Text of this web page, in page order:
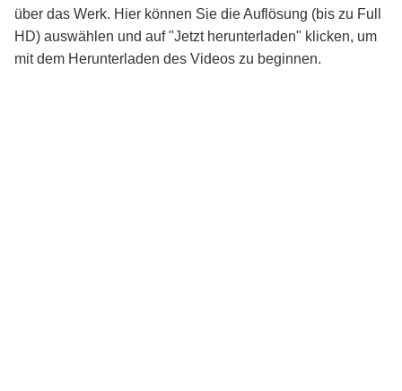
über das Werk. Hier können Sie die Auflösung (bis zu Full
HD) auswählen und auf "Jetzt herunterladen" klicken, um
mit dem Herunterladen des Videos zu beginnen.